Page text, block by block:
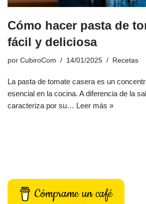
Cómo hacer pasta de
fácil y deliciosa
por CubiroCom 14/01/2025 Recetas
La pasta de tomate casera es un
esencial en la cocina. A diferencia de la
caracteriza por su… Leer más »
Cómprame un café